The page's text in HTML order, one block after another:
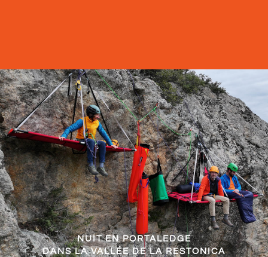
NUIT EN PORTALEDGE
DANS LA VALLÉE DE LA RESTONICA